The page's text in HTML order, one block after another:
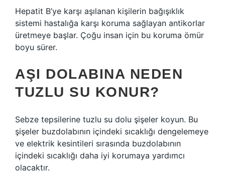
Hepatit B’ye karşı aşılanan kişilerin bağışıklık
sistemi hastalığa karşı koruma sağlayan antikorlar
üretmeye başlar. Çoğu insan için bu koruma ömür
boyu sürer.
AŞI DOLABINA NEDEN
TUZLU SU KONUR?
Sebze tepsilerine tuzlu su dolu şişeler koyun. Bu
şişeler buzdolabının içindeki sıcaklığı dengelemeye
ve elektrik kesintileri sırasında buzdolabının
içindeki sıcaklığı daha iyi korumaya yardımcı
olacaktır.